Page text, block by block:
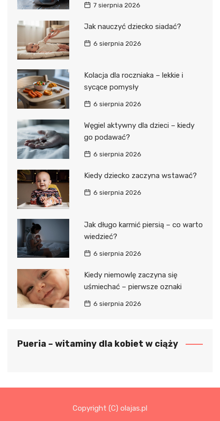
7 sierpnia 2026
Jak nauczyć dziecko siadać?
6 sierpnia 2026
Kolacja dla roczniaka – lekkie i
sycące pomysły
6 sierpnia 2026
Węgiel aktywny dla dzieci – kiedy
go podawać?
6 sierpnia 2026
Kiedy dziecko zaczyna wstawać?
6 sierpnia 2026
Jak długo karmić piersią – co warto
wiedzieć?
6 sierpnia 2026
Kiedy niemowlę zaczyna się
uśmiechać – pierwsze oznaki
6 sierpnia 2026
Pueria – witaminy dla kobiet w ciąży
Copyright (C) olajas.pl